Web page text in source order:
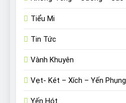
Tiểu Mi
Tin Tức
Vành Khuyên
Vẹt- Két – Xích – Yến Phụng
Yến Hót